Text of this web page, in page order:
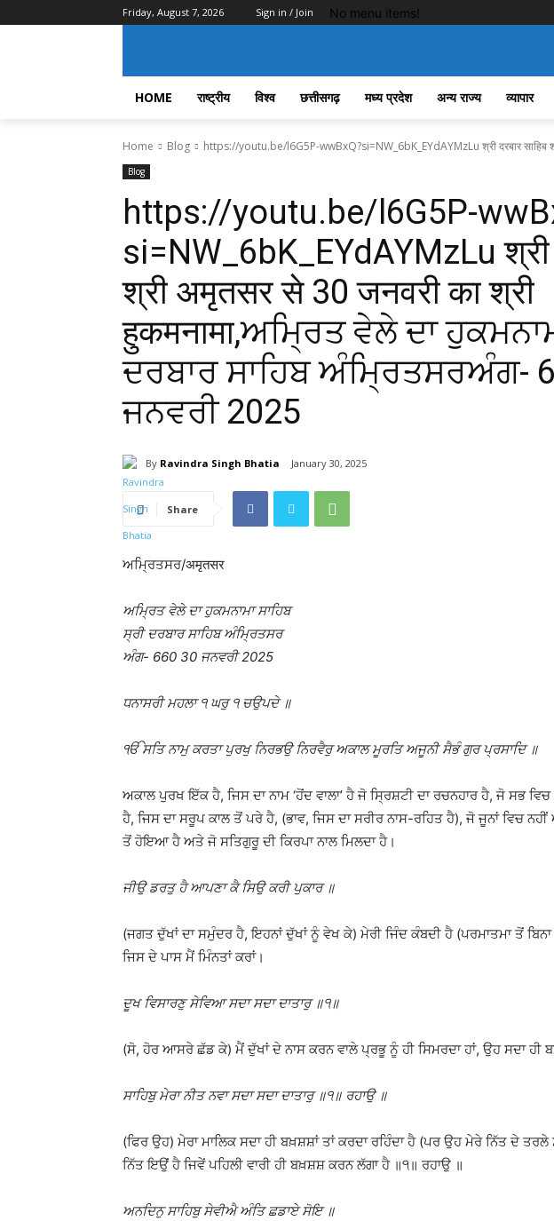
Friday, August 7, 2026 Sign in / Join No menu items!
HOME राष्ट्रीय विश्व छत्तीसगढ़ मध्य प्रदेश अन्य राज्य व्यापार
Home Blog https://youtu.be/l6G5P-wwBxQ?si=NW_6bK_EYdAYMzLu श्री दरबार साहिब
Blog
https://youtu.be/l6G5P-
si=NW_6bK_EYdAYMzLu श्री
श्री अमृतसर से 30 जनवरी का श्री
हुकमनामा,ਅਮ੍ਰਿਤ ਵੇਲੇ ਦਾ
ਦਰਬਾਰ ਸਾਹਿਬ ਅੰਮ੍ਰਿਤਸਰਅੰਗ-
ਜਨਵਰੀ 2025
By Ravindra Singh Bhatia January 30, 2025
Share
ਅਮ੍ਰਿਤਸਰ/अमृतसर
ਅਮ੍ਰਿਤ ਵੇਲੇ ਦਾ ਹੁਕਮਨਾਮਾ ਸਾਹਿਬ
ਸ੍ਰੀ ਦਰਬਾਰ ਸਾਹਿਬ ਅੰਮ੍ਰਿਤਸਰ
ਅੰਗ- 660 30 ਜਨਵਰੀ 2025
ਧਨਾਸਰੀ ਮਹਲਾ ੧ ਘਰੁ ੧ ਚਉਪਦੇ ॥
ੴ ਸਤਿ ਨਾਮੁ ਕਰਤਾ ਪੁਰਖੁ ਨਿਰਭਉ ਨਿਰਵੈਰੁ ਅਕਾਲ ਮੂਰਤਿ ਅਜੂਨੀ ਸੈਭੰ ਗੁਰ ਪ੍ਰਸਾਦਿ ॥
ਅਕਾਲ ਪੁਰਖ ਇੱਕ ਹੈ, ਜਿਸ ਦਾ ਨਾਮ ‘ਹੋਂਦ ਵਾਲਾ’ ਹੈ ਜੋ ਸ੍ਰਿਸ਼ਟੀ ਦਾ ਰਚਨਹਾਰ ਹੈ, ਜੋ ਸਭ
ਹੈ, ਜਿਸ ਦਾ ਸਰੂਪ ਕਾਲ ਤੋਂ ਪਰੇ ਹੈ, (ਭਾਵ, ਜਿਸ ਦਾ ਸਰੀਰ ਨਾਸ-ਰਹਿਤ ਹੈ), ਜੋ ਜੂਨਾਂ ਵਿਚ
ਤੋਂ ਹੋਇਆ ਹੈ ਅਤੇ ਜੋ ਸਤਿਗੁਰੂ ਦੀ ਕਿਰਪਾ ਨਾਲ ਮਿਲਦਾ ਹੈ।
ਜੀਉ ਡਰਤੁ ਹੈ ਆਪਣਾ ਕੈ ਸਿਉ ਕਰੀ ਪੁਕਾਰ ॥
(ਜਗਤ ਦੁੱਖਾਂ ਦਾ ਸਮੁੰਦਰ ਹੈ, ਇਹਨਾਂ ਦੁੱਖਾਂ ਨੂੰ ਵੇਖ ਕੇ) ਮੇਰੀ ਜਿੰਦ ਕੰਬਦੀ ਹੈ (ਪਰਮਾਤਮਾ ਤੋਂ
ਜਿਸ ਦੇ ਪਾਸ ਮੈਂ ਮਿੰਨਤਾਂ ਕਰਾਂ।
ਦੂਖ ਵਿਸਾਰਣੁ ਸੇਵਿਆ ਸਦਾ ਸਦਾ ਦਾਤਾਰੁ ॥੧॥
(ਸੋ, ਹੋਰ ਆਸਰੇ ਛੱਡ ਕੇ) ਮੈਂ ਦੁੱਖਾਂ ਦੇ ਨਾਸ ਕਰਨ ਵਾਲੇ ਪ੍ਰਭੂ ਨੂੰ ਹੀ ਸਿਮਰਦਾ ਹਾਂ, ਉਹ ਸਦਾ ਹੀ
ਸਾਹਿਬੁ ਮੇਰਾ ਨੀਤ ਨਵਾ ਸਦਾ ਸਦਾ ਦਾਤਾਰੁ ॥੧॥ ਰਹਾਉ ॥
(ਫਿਰ ਉਹ) ਮੇਰਾ ਮਾਲਿਕ ਸਦਾ ਹੀ ਬਖ਼ਸ਼ਸ਼ਾਂ ਤਾਂ ਕਰਦਾ ਰਹਿੰਦਾ ਹੈ (ਪਰ ਉਹ ਮੇਰੇ ਨਿੱਤ ਦੇ
ਨਿੱਤ ਇਉਂ ਹੈ ਜਿਵੇਂ ਪਹਿਲੀ ਵਾਰੀ ਹੀ ਬਖ਼ਸ਼ਸ਼ ਕਰਨ ਲੱਗਾ ਹੈ ॥੧॥ ਰਹਾਉ ॥
ਅਨਦਿਨੁ ਸਾਹਿਬੁ ਸੇਵੀਐ ਅੰਤਿ ਛਡਾਏ ਸੋਇ ॥